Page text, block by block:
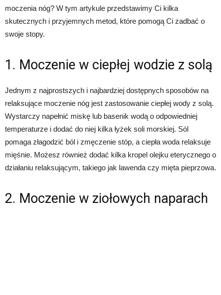
moczenia nóg? W tym artykule przedstawimy Ci kilka
skutecznych i przyjemnych metod, które pomogą Ci zadbać o
swoje stopy.
1. Moczenie w ciepłej wodzie z solą
Jednym z najprostszych i najbardziej dostępnych sposobów na
relaksujące moczenie nóg jest zastosowanie ciepłej wody z solą.
Wystarczy napełnić miskę lub basenik wodą o odpowiedniej
temperaturze i dodać do niej kilka łyżek soli morskiej. Sól
pomaga złagodzić ból i zmęczenie stóp, a ciepła woda relaksuje
mięśnie. Możesz również dodać kilka kropel olejku eterycznego o
działaniu relaksującym, takiego jak lawenda czy mięta pieprzowa.
2. Moczenie w ziołowych naparach